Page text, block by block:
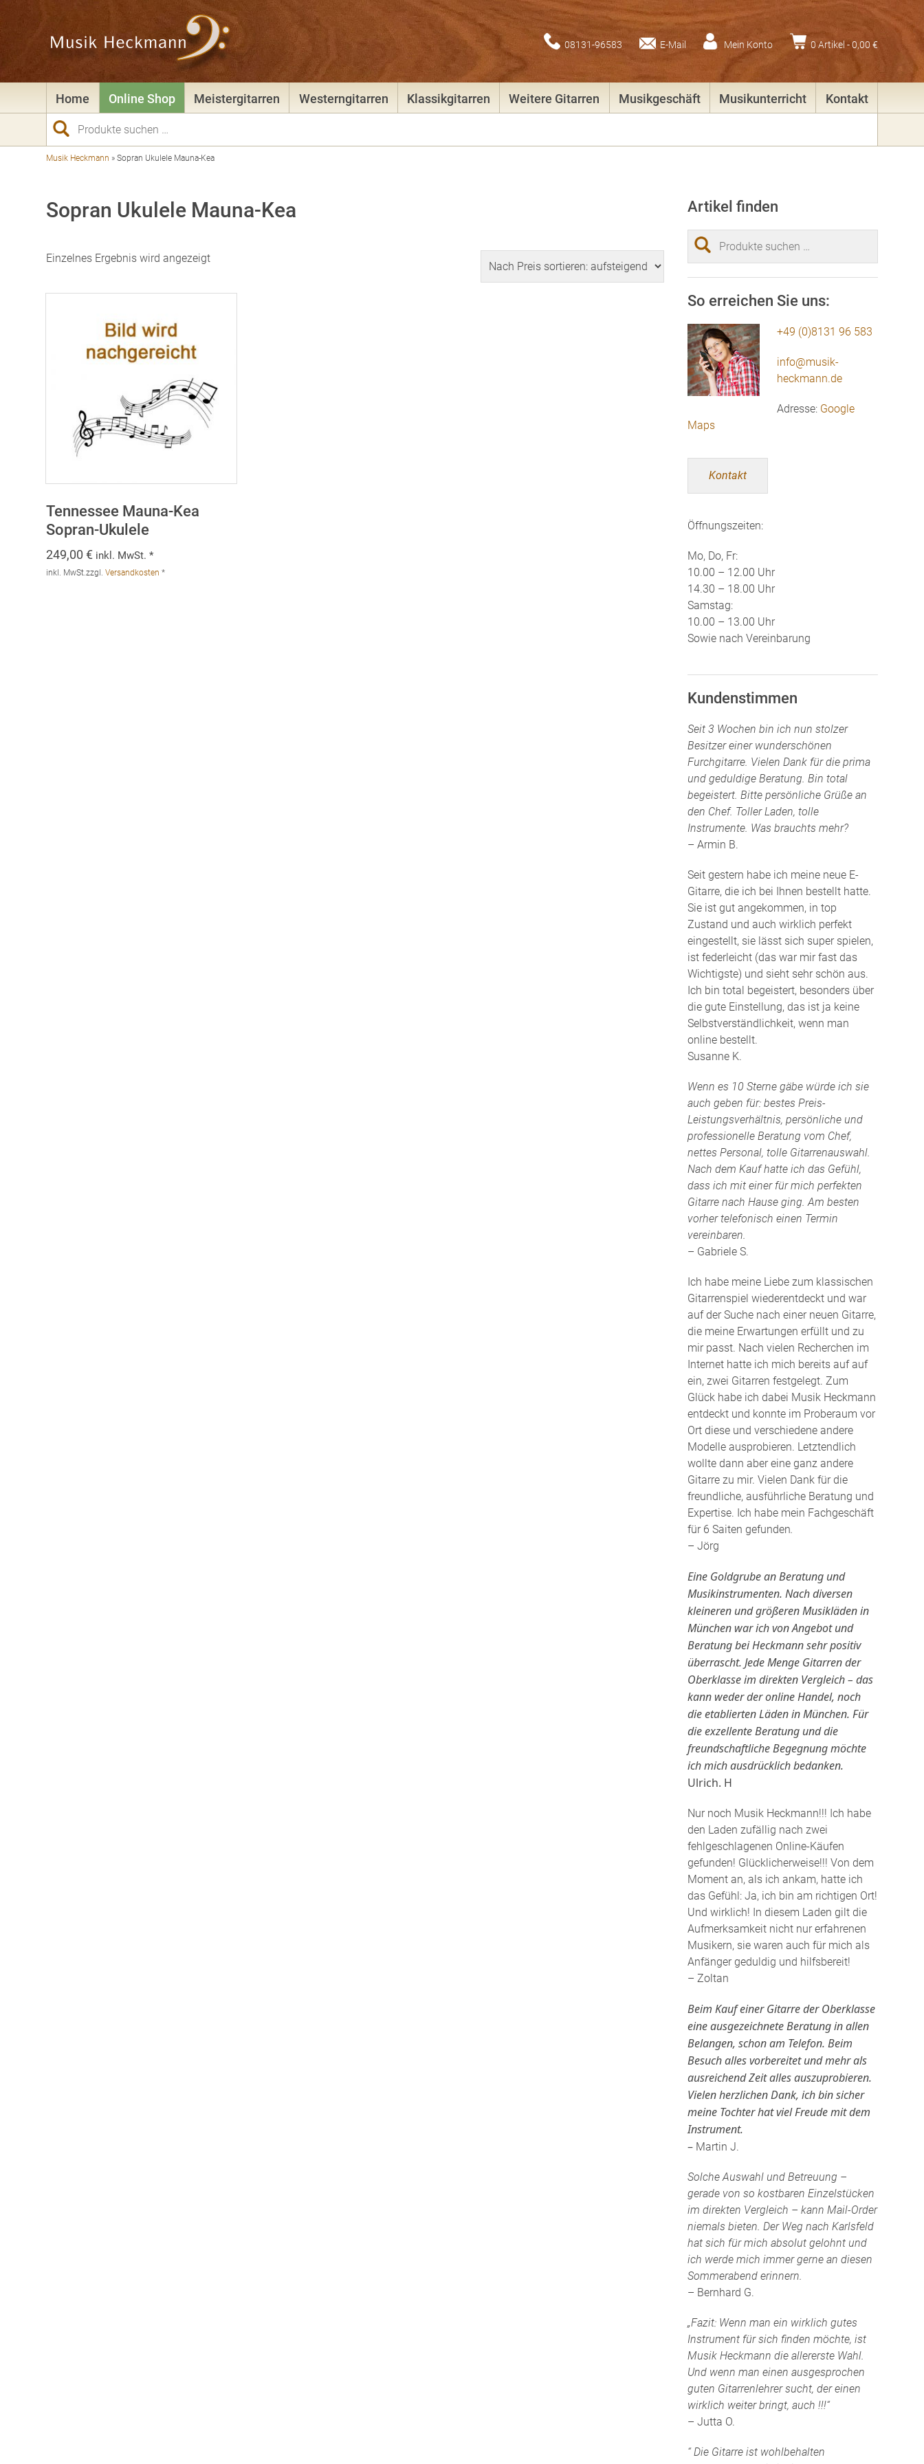
08131-96583 E-Mail Mein Konto 0 Artikel -0,00 €
Home Online Shop Meistergitarren Westerngitarren Klassikgitarren Weitere Gitarren Musikgeschäft Musikunterricht Kontakt
Suchen
nach:
Musik Heckmann »Sopran Ukulele Mauna-Kea
Sopran Ukulele Mauna-Kea
Einzelnes Ergebnis wird angezeigt
Tennessee Mauna-Kea
Sopran-Ukulele
249,00€ inkl. MwSt. *
inkl. MwSt.zzgl.Versandkosten *
Artikel finden
Suchen
nach:
So erreichen Sie uns:
+49 (0)8131 96 583
info@musik-
heckmann.de
Adresse: Google
Maps
Kontakt
Öffnungszeiten:
Mo, Do, Fr:
10.00 – 12.00 Uhr
14.30 – 18.00 Uhr
Samstag:
10.00 – 13.00 Uhr
Sowie nach Vereinbarung
Kundenstimmen
Seit 3 Wochen bin ich nun stolzer
Besitzer einer wunderschönen
Furchgitarre. Vielen Dank für die prima
und geduldige Beratung. Bin total
begeistert. Bitte persönliche Grüße an
den Chef. Toller Laden, tolle
Instrumente. Was brauchts mehr?
– Armin B.
Seit gestern habe ich meine neue E-
Gitarre, die ich bei Ihnen bestellt hatte.
Sie ist gut angekommen, in top
Zustand und auch wirklich perfekt
eingestellt, sie lässt sich super spielen,
ist federleicht (das war mir fast das
Wichtigste) und sieht sehr schön aus.
Ich bin total begeistert, besonders über
die gute Einstellung, das ist ja keine
Selbstverständlichkeit, wenn man
online bestellt.
Susanne K.
Wenn es 10 Sterne gäbe würde ich sie
auch geben für: bestes Preis-
Leistungsverhältnis, persönliche und
professionelle Beratung vom Chef,
nettes Personal, tolle Gitarrenauswahl.
Nach dem Kauf hatte ich das Gefühl,
dass ich mit einer für mich perfekten
Gitarre nach Hause ging. Am besten
vorher telefonisch einen Termin
vereinbaren.
– Gabriele S.
Ich habe meine Liebe zum klassischen
Gitarrenspiel wiederentdeckt und war
auf der Suche nach einer neuen Gitarre,
die meine Erwartungen erfüllt und zu
mir passt. Nach vielen Recherchen im
Internet hatte ich mich bereits auf auf
ein, zwei Gitarren festgelegt. Zum
Glück habe ich dabei Musik Heckmann
entdeckt und konnte im Proberaum vor
Ort diese und verschiedene andere
Modelle ausprobieren. Letztendlich
wollte dann aber eine ganz andere
Gitarre zu mir. Vielen Dank für die
freundliche, ausführliche Beratung und
Expertise. Ich habe mein Fachgeschäft
für 6 Saiten gefunden.
– Jörg
Eine Goldgrube an Beratung und
Musikinstrumenten. Nach diversen
kleineren und größeren Musikläden in
München war ich von Angebot und
Beratung bei Heckmann sehr positiv
überrascht. Jede Menge Gitarren der
Oberklasse im direkten Vergleich – das
kann weder der online Handel, noch
die etablierten Läden in München. Für
die exzellente Beratung und die
freundschaftliche Begegnung möchte
ich mich ausdrücklich bedanken.
Ulrich. H
Nur noch Musik Heckmann!!! Ich habe
den Laden zufällig nach zwei
fehlgeschlagenen Online-Käufen
gefunden! Glücklicherweise!!! Von dem
Moment an, als ich ankam, hatte ich
das Gefühl: Ja, ich bin am richtigen Ort!
Und wirklich! In diesem Laden gilt die
Aufmerksamkeit nicht nur erfahrenen
Musikern, sie waren auch für mich als
Anfänger geduldig und hilfsbereit!
– Zoltan
Beim Kauf einer Gitarre der Oberklasse
eine ausgezeichnete Beratung in allen
Belangen, schon am Telefon. Beim
Besuch alles vorbereitet und mehr als
ausreichend Zeit alles auszuprobieren.
Vielen herzlichen Dank, ich bin sicher
meine Tochter hat viel Freude mit dem
Instrument.
– Martin J.
Solche Auswahl und Betreuung –
gerade von so kostbaren Einzelstücken
im direkten Vergleich – kann Mail-Order
niemals bieten. Der Weg nach Karlsfeld
hat sich für mich absolut gelohnt und
ich werde mich immer gerne an diesen
Sommerabend erinnern.
– Bernhard G.
„Fazit: Wenn man ein wirklich gutes
Instrument für sich finden möchte, ist
Musik Heckmann die allererste Wahl.
Und wenn man einen ausgesprochen
guten Gitarrenlehrer sucht, der einen
wirklich weiter bringt, auch !!!“
– Jutta O.
“ Die Gitarre ist wohlbehalten